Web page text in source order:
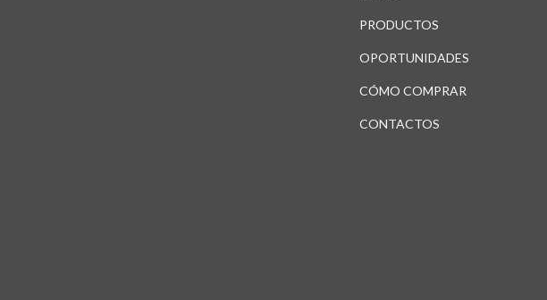
PRODUCTOS
OPORTUNIDADES
CÓMO COMPRAR
CONTACTOS